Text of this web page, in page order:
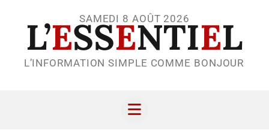
SAMEDI 8 AOÛT 2026
L’ESSENTIEL
L’INFORMATION SIMPLE COMME BONJOUR